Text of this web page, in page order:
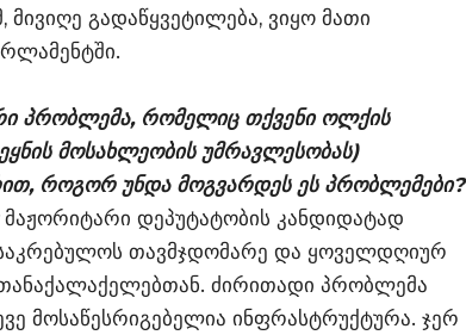
გადაწყვეტილება, ვიყო მათი
პრობლემა, რომელიც თქვენი ოლქის
მოსახლეობის უმრავლესობას)
როგორ უნდა მოგვარდეს ეს პრობლემები?
მაჟორიტარი დეპუტატობის კანდიდატად
თავმჯდომარე და ყოველდღიურ
ძირითადი პრობლემა
მოსაწესრიგებელია ინფრასტრუქტურა. ჯერ